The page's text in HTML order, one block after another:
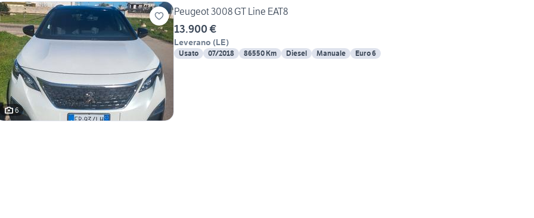
6
Peugeot 3008 GT Line EAT8
13.900 €
Leverano (LE)
Usato 07/2018 86550 Km Diesel Manuale Euro 6